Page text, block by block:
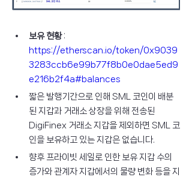
보유 현황 :
https://etherscan.io/token/0x9039
3283ccb6e99b77f8b0e0dae5ed9
e216b2f4a#balances
짧은 발행기간으로 인해 SML 코인이 배분
된 지갑과 거래소 상장을 위해 전송된
DigiFinex 거래소 지갑을 제외하면 SML 코
인을 보유하고 있는 지갑은 없습니다.
향후 프라이빗 세일로 인한 보유 지갑 수의
증가와 관계자 지갑에서의 물량 변화 등을 지